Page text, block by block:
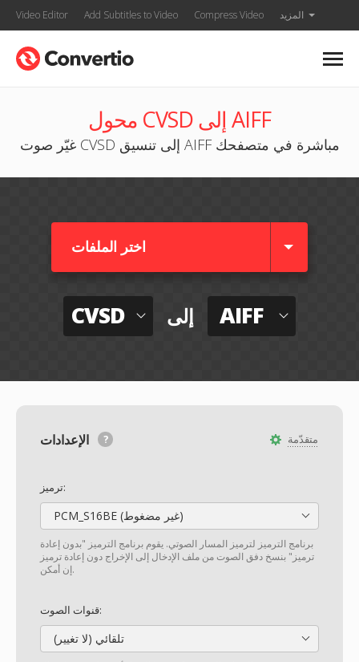
Video Editor Add Subtitles to Video Compress Video المزيد
محول CVSD إلى AIFF
غيّر صوت CVSD إلى تنسيق AIFF مباشرة في متصفحك
اختر الملفات
CVSD إلى AIFF
متقدّمة
ترميز:
PCM_S16BE (غير مضغوط)
برنامج الترميز لترميز المسار الصوتي. يقوم برنامج الترميز "بدون إعادة
ترميز" بنسخ دفق الصوت من ملف الإدخال إلى الإخراج دون إعادة ترميز
إن أمكن.
قنوات الصوت:
تلقائي (لا تغيير)